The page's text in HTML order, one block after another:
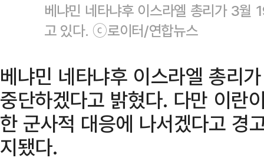
베냐민 네타냐후 이스라엘 총리가 3월
고 있다. ⓒ로이터/연합뉴스
베냐민 네타냐후 이스라엘 총리
중단하겠다고 밝혔다. 다만 이란
한 군사적 대응에 나서겠다고 경
지됐다.